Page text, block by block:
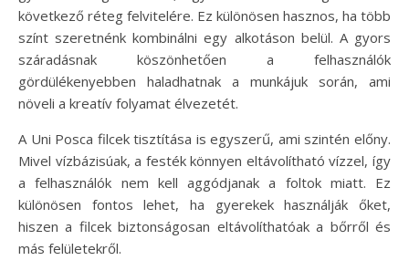
következő réteg felvitelére. Ez különösen hasznos, ha több
színt szeretnénk kombinálni egy alkotáson belül. A gyors
száradásnak köszönhetően a felhasználók
gördülékenyebben haladhatnak a munkájuk során, ami
növeli a kreatív folyamat élvezetét.
A Uni Posca filcek tisztítása is egyszerű, ami szintén előny.
Mivel vízbázisúak, a festék könnyen eltávolítható vízzel, így
a felhasználók nem kell aggódjanak a foltok miatt. Ez
különösen fontos lehet, ha gyerekek használják őket,
hiszen a filcek biztonságosan eltávolíthatóak a bőrről és
más felületekről.